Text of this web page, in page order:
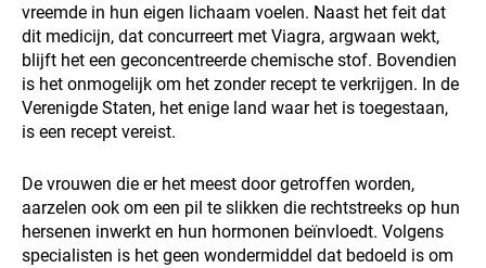
vreemde in hun eigen lichaam voelen. Naast het feit dat
dit medicijn, dat concurreert met Viagra, argwaan wekt,
blijft het een geconcentreerde chemische stof. Bovendien
is het onmogelijk om het zonder recept te verkrijgen. In de
Verenigde Staten, het enige land waar het is toegestaan,
is een recept vereist.
De vrouwen die er het meest door getroffen worden,
aarzelen ook om een pil te slikken die rechtstreeks op hun
hersenen inwerkt en hun hormonen beïnvloedt. Volgens
specialisten is het geen wondermiddel dat bedoeld is om